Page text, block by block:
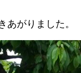
あがりました。